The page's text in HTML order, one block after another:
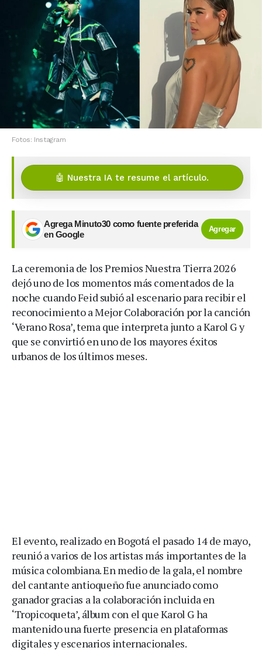
Fotos: Instagram
🤖 Nuestra IA te resume el artículo.
Agrega Minuto30 como fuente preferida
en Google
Agregar
La ceremonia de los Premios Nuestra Tierra 2026
dejó uno de los momentos más comentados de la
noche cuando Feid subió al escenario para recibir el
reconocimiento a Mejor Colaboración por la canción
‘Verano Rosa’, tema que interpreta junto a Karol G y
que se convirtió en uno de los mayores éxitos
urbanos de los últimos meses.
El evento, realizado en Bogotá el pasado 14 de mayo,
reunió a varios de los artistas más importantes de la
música colombiana. En medio de la gala, el nombre
del cantante antioqueño fue anunciado como
ganador gracias a la colaboración incluida en
‘Tropicoqueta’, álbum con el que Karol G ha
mantenido una fuerte presencia en plataformas
digitales y escenarios internacionales.